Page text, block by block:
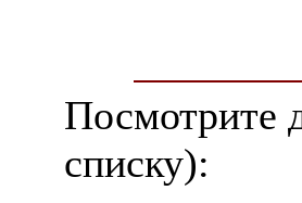
Посмотрите
списку):